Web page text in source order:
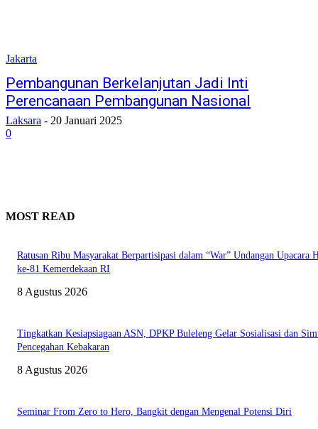
Jakarta
Pembangunan Berkelanjutan Jadi Inti
Perencanaan Pembangunan Nasional
Laksara - 20 Januari 2025
0
MOST READ
Ratusan Ribu Masyarakat Berpartisipasi dalam “War” Undangan Upacara
ke-81 Kemerdekaan RI
8 Agustus 2026
Tingkatkan Kesiapsiagaan ASN, DPKP Buleleng Gelar Sosialisasi dan
Pencegahan Kebakaran
8 Agustus 2026
Seminar From Zero to Hero, Bangkit dengan Mengenal Potensi Diri